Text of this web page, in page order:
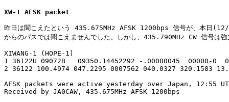
XW-1 AFSK packet
昨日は聞こえたという 435.675MHz AFSK 1200bps 信号が、本日
からのパスでは聞こえませんでした。しかし、435.790MHz CW 信号は強
XIWANG-1 (HOPE-1)
1 36122U 09072B   09350.14452292 -.00000045  00000-0
2 36122 100.4974 047.2295 0007562 040.0327 320.1583
AFSK packets were active yesterday over Japan, 12:55